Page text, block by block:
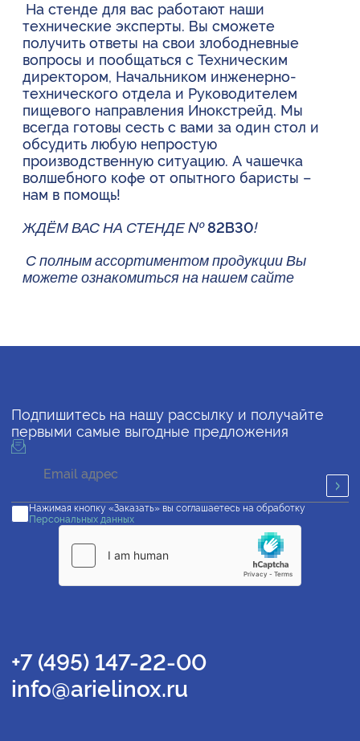
На стенде для вас работают наши
технические эксперты. Вы сможете
получить ответы на свои злободневные
вопросы и пообщаться с Техническим
директором, Начальником инженерно-
технического отдела и Руководителем
пищевого направления Инокстрейд. Мы
всегда готовы сесть с вами за один стол и
обсудить любую непростую
производственную ситуацию. А чашечка
волшебного кофе от опытного баристы –
нам в помощь!
ЖДЁМ ВАС НА СТЕНДЕ №82В30!
С полным ассортиментом продукции Вы
можете ознакомиться на нашемсайте
Подпишитесь на нашу рассылку и получайте
первыми самые выгодные предложения
Нажимая кнопку «Заказать» вы соглашаетесь на обработку
Персональных данных
+7 (495) 147-22-00
info@arielinox.ru